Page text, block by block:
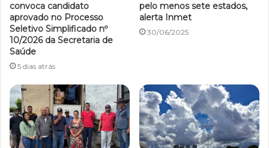
convoca candidato
aprovado no Processo
Seletivo Simplificado nº
10/2026 da Secretaria de
Saúde
5 dias atrás
pelo menos sete estados,
alerta Inmet
30/06/2025